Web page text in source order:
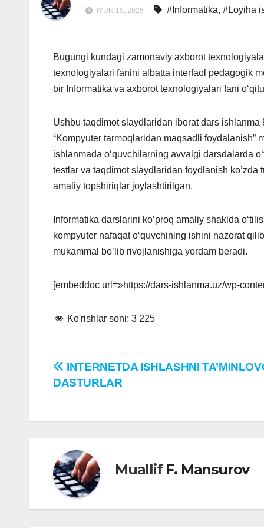
IYUN 19, 2025 #Informatika, #Loyiha
Bugungi kundagi zamonaviy axborot
texnologiyalari fanini albatta interfaol pedagogik
bir Informatika va axborot texnologiyalari fani
Ushbu taqdimot slaydlaridan iborat dars
“Kompyuter tarmoqlaridan maqsadli foydalanish”
ishlanmada o‘quvchilarning avvalgi darsdalarda
testlar va taqdimot slaydlaridan foydlanish
amaliy topshiriqlar joylashtirilgan.
Informatika darslarini ko’proq amaliy shaklda
kompyuter nafaqat o‘quvchining ishini nazorat
mukammal bo’lib rivojlanishiga yordam beradi.
[embeddoc url=»https://dars-ishlanma.uz/wp-
Ko'rishlar soni: 3 225
Post
INTERNETDA ISHLASHNI
DASTURLAR
Muallif F. Mansurov